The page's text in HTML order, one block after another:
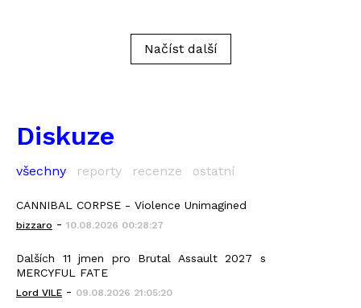
Načíst další
Diskuze
všechny reporty recenze ostatní
CANNIBAL CORPSE - Violence Unimagined
bizzaro - 10.08.2026 00:28:27
Dalších 11 jmen pro Brutal Assault 2027 s
MERCYFUL FATE
Lord VILE - 09.08.2026 21:05:20